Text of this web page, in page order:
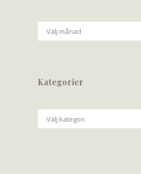
Arkiv
Kategorier
Kategorier